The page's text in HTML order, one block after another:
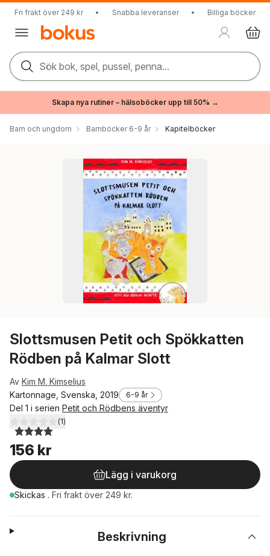
Fri frakt över 249 kr • Snabba leveranser • Billiga böcker
Sök bok, spel, pussel, penna...
Skapa nya rutiner – hälsoböcker upp till 50% →
Barn och ungdom Barnböcker 6-9 år Kapitelböcker
Slottsmusen Petit och Spökkatten
Rödben på Kalmar Slott
Av Kim M. Kimselius
Kartonnage, Svenska, 2019
6-9 år
Del 1 i serien Petit och Rödbens äventyr
4,0utav 5 stjärnor. Totalt antal röster:
(1)
156 kr
Lägg i varukorg
Skickas . Fri frakt över 249 kr.
Beskrivning